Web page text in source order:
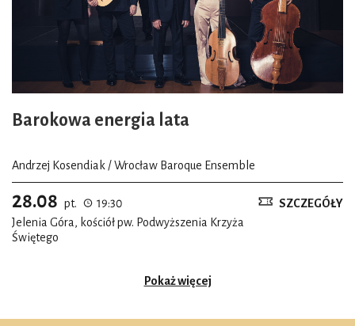
Barokowa energia lata
Andrzej Kosendiak / Wrocław Baroque Ensemble
28.08 pt.
19:30
Jelenia Góra, kościół pw. Podwyższenia Krzyża
Świętego
SZCZEGÓŁY
Pokaż więcej